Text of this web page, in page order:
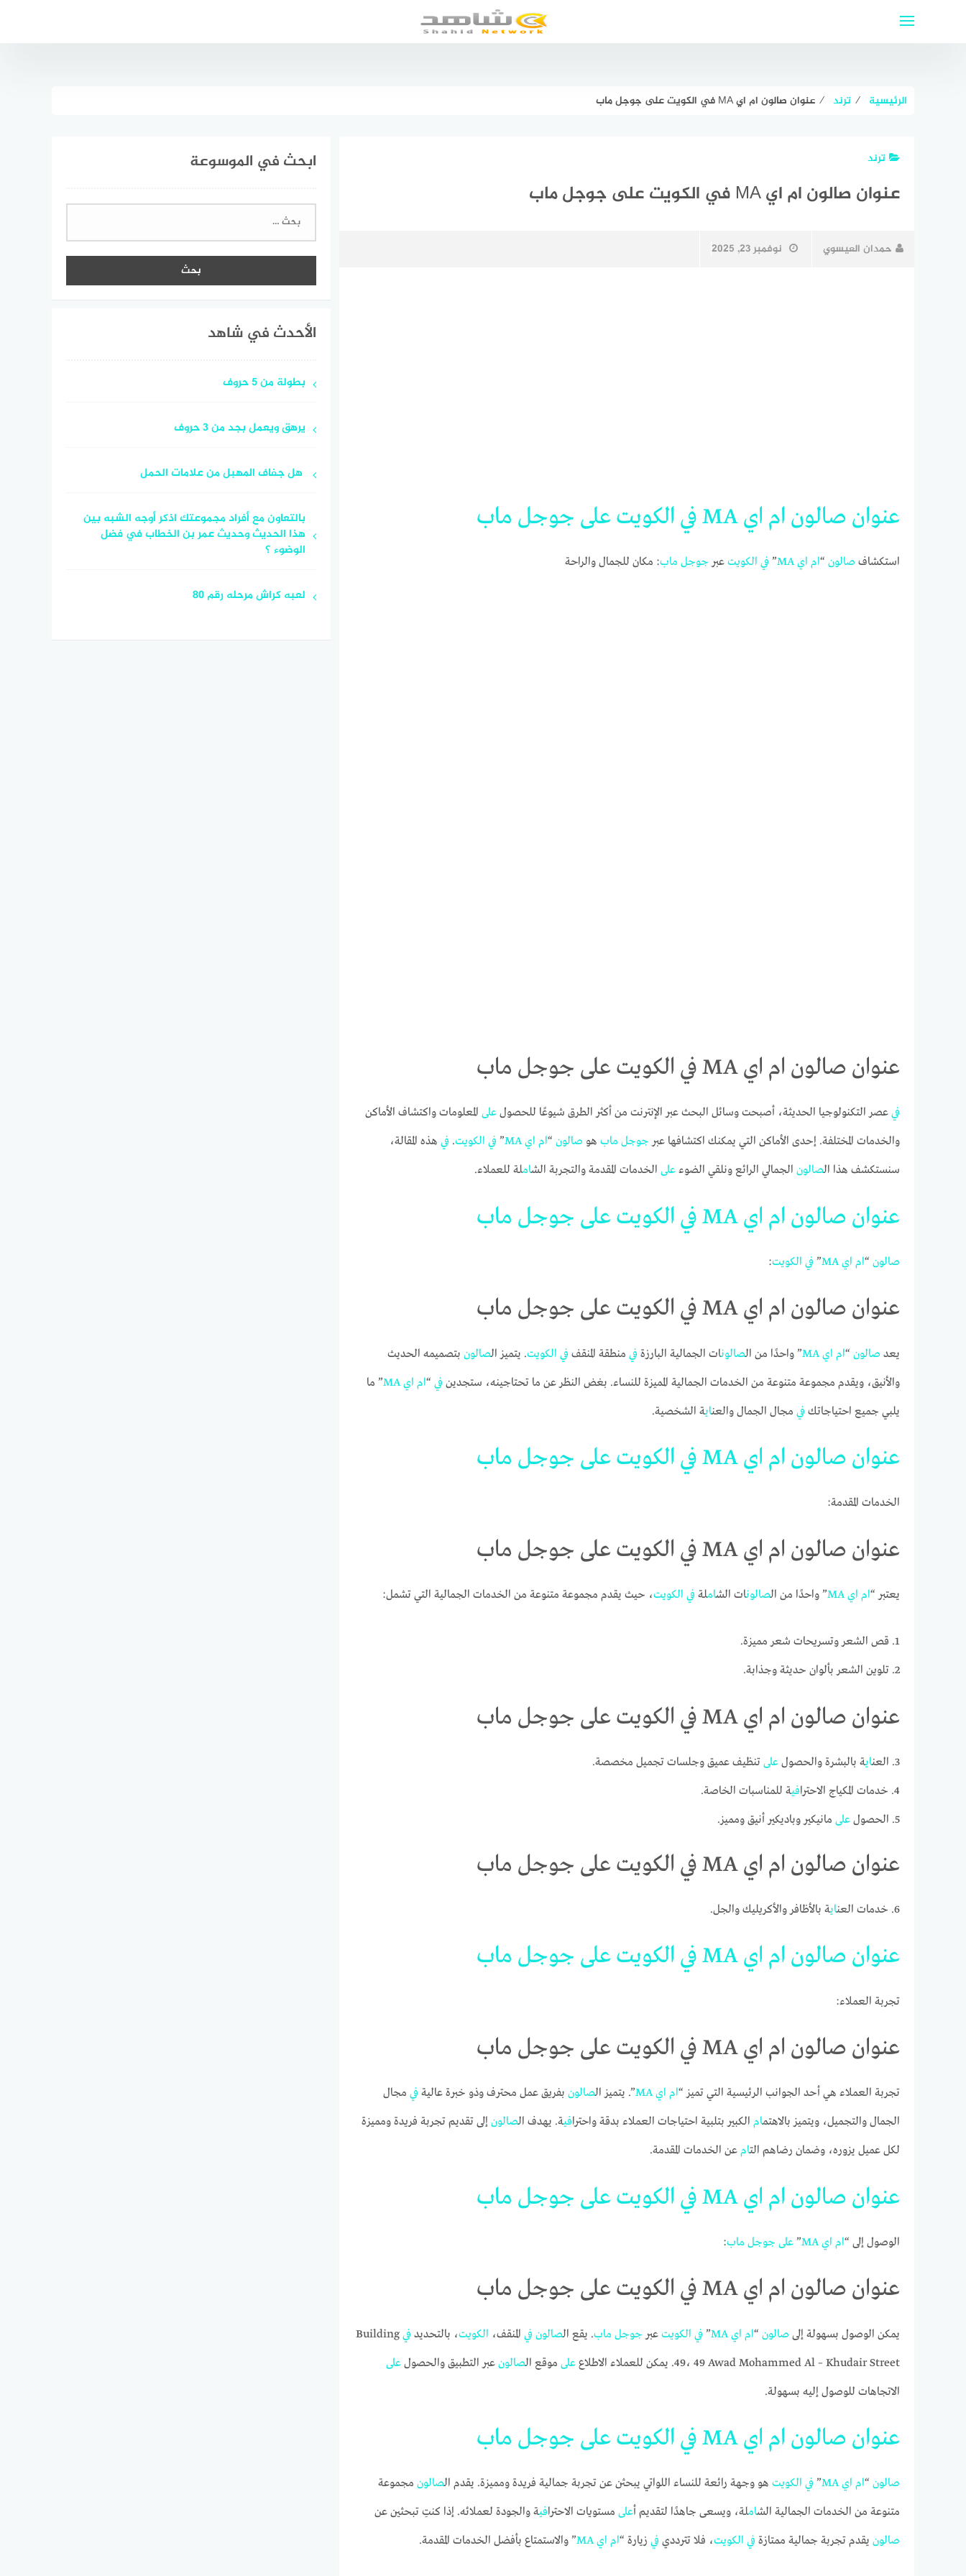
الرئيسية ⁄ ترند ⁄ عنوان صالون ام اي MA في الكويت على جوجل ماب
ترند
عنوان صالون ام اي MA في الكويت على جوجل ماب
حمدان العيسوي نوفمبر 23, 2025
عنوان صالون ام ايMAفي الكويتعلى جوجل ماب
استكشاف صالون “ام اي MA
” في الكويت عبر جوجل ماب: مكان للجمال والراحة
عنوان صالون ام اي MA في الكويت على جوجل ماب
في عصر التكنولوجيا الحديثة، أصبحت وسائل البحث عبر الإنترنت من أكثر الطرق شيوعًا للحصول على المعلومات واكتشاف الأماكن
والخدمات المختلفة. إحدى الأماكن التي يمكنك اكتشافها عبر جوجل ماب هو صالون “ام اي MA
” في الكويت. في هذه المقالة،
سنستكشف هذا الصالون الجمالي الرائع ونلقي الضوء على الخدمات المقدمة والتجربة الشاملة للعملاء.
عنوان صالون ام ايMAفي الكويتعلى جوجل ماب
صالون “ام اي MA
” في الكويت:
عنوان صالون ام اي MA في الكويت على جوجل ماب
يعد صالون “ام اي MA” واحدًا من الصالونات الجمالية البارزة في منطقة المنقف في الكويت. يتميز الصالون بتصميمه الحديث
والأنيق، ويقدم مجموعة متنوعة من الخدمات الجمالية المميزة للنساء. بغض النظر عن ما تحتاجينه، ستجدين في “ام اي MA” ما
يلبي جميع احتياجاتك في مجال الجمال والعناية الشخصية.
عنوان صالون ام ايMAفي الكويتعلى جوجل ماب
الخدمات المقدمة:
عنوان صالون ام اي MA في الكويت على جوجل ماب
يعتبر “ام اي MA” واحدًا من الصالونات الشاملة في الكويت، حيث يقدم مجموعة متنوعة من الخدمات الجمالية التي تشمل:
1. قص الشعر وتسريحات شعر مميزة.
2. تلوين الشعر بألوان حديثة وجذابة.
عنوان صالون ام اي MA في الكويت على جوجل ماب
3. العن اية بالبشرة والحصول على تنظيف عميق وجلسات تجميل مخصصة.
4. خدمات المكياج الاحترا
فية للمناسبات الخاصة.
5. الحصول
على مانيكير وباديكير أنيق ومميز.
عنوان صالون ام اي MA في الكويت على جوجل ماب
6. خدمات العن اية بالأظافر والأكريليك والجل.
عنوان صالون ام ايMAفي الكويتعلى جوجل ماب
تجربة العملاء:
عنوان صالون ام اي MA في الكويت على جوجل ماب
تجربة العملاء هي أحد الجوانب الرئيسية التي تميز “ام اي MA”. يتميز الصالون بفريق عمل محترف وذو خبرة عالية في مجال
الجمال والتجميل، ويتميز بالاهتمام الكبير بتلبية احتياجات العملاء بدقة واحترافية. يهدف الصالون إلى تقديم تجربة فريدة ومميزة
لكل عميل يزوره، وضمان رضاهم التام عن الخدمات المقدمة.
عنوان صالون ام ايMAفي الكويتعلى جوجل ماب
الوصول إلى “ام اي MA
” على جوجل ماب:
عنوان صالون ام اي MA في الكويت على جوجل ماب
يمكن الوصول بسهولة إلى صالون “ام اي MA
” في الكويت عبر جوجل ماب. يقع الصالون في المنقف، الكويت، بالتحديد في Building
49، 49 Awad Mohammed Al – Khudair Street. يمكن للعملاء الاطلاع
على موقع الصالون عبر التطبيق والحصول على
الاتجاهات للوصول إليه بسهولة.
عنوان صالون ام ايMAفي الكويتعلى جوجل ماب
صالون “ام اي MA
” في الكويت هو وجهة رائعة للنساء اللواتي يبحثن عن تجربة جمالية فريدة ومميزة. يقدم الصالون مجموعة
متنوعة من الخدمات الجمالية الشاملة، ويسعى جاهدًا لتقديم أعلى مستويات الاحترافية والجودة لعملائه. إذا كنتِ تبحثين عن
صالون يقدم تجربة جمالية ممتازة في الكويت، فلا تترددي في زيارة “ام اي MA” والاستمتاع بأفضل الخدمات المقدمة.
ابحث في الموسوعة
البحث
الأحدث في شاهد
بطولة من 5 حروف
يرهق ويعمل بجد من 3 حروف
هل جفاف المهبل من علامات الحمل
بالتعاون مع أفراد مجموعتك اذكر أوجه الشبه بين
هذا الحديث وحديث عمر بن الخطاب في فضل
الوضوء ؟
لعبه كراش مرحله رقم 80